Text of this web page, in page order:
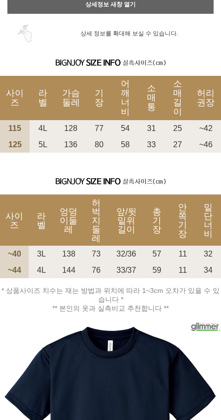
페이코 ID로 페
PAYCO 바로구매
상세정보 새창 열기
상세 정보를 확대해 보실 수 있습니다.
사이
즈
라
벨
가슴
둘레
기
장
어
깨
너
비
소
매
통
소
매
길
이
허리
권장
115 4L 128 77 54 31 25
~42
125
5L 136 80 58 33 27 ~46
사이
즈
라
벨
엉덩
이둘
레
허
벅
지
둘
레
앞/뒷
밑위
길이
총
기
장
안
쪽
기
장
밑
단
너
비
~40 3L 138 73 32/36 57 11
32
~44
4L 144 76 33/37 59 11 34
* 상품사이즈 치수는 재는 방법과 위치에 따라 1~3cm 오차가 있을 수 있
습니다 *
** 본인의 옷과 실측비교 추천합니다 **